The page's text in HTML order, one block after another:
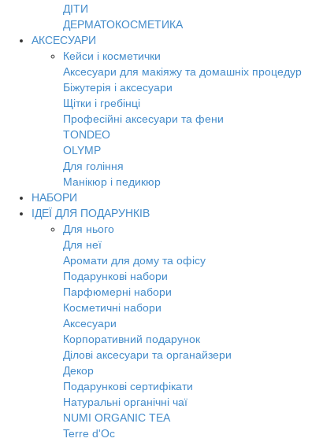
ДІТИ
ДЕРМАТОКОСМЕТИКА
АКСЕСУАРИ
Кейси і косметички
Аксесуари для макіяжу та домашніх процедур
Біжутерія і аксесуари
Щітки і гребінці
Професійні аксесуари та фени
TONDEO
OLYMP
Для гоління
Манікюр і педикюр
НАБОРИ
ІДЕЇ ДЛЯ ПОДАРУНКІВ
Для нього
Для неї
Аромати для дому та офісу
Подарункові набори
Парфюмерні набори
Косметичні набори
Аксесуари
Корпоративний подарунок
Ділові аксесуари та органайзери
Декор
Подарункові сертифікати
Натуральні органічні чаї
NUMI ORGANIC TEA
Terre d'Oc